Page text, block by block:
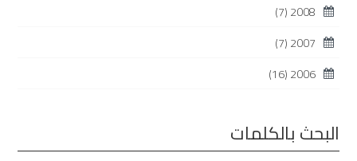
2008
(7)
2007
(7)
2006
(16)
البحث بالكلمات